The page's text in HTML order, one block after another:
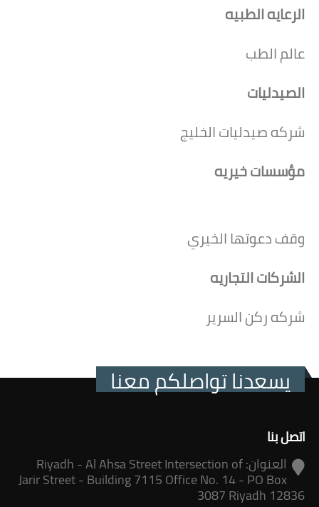
الرعايه الطبيه
عالم الطب
الصيدليات
شركه صيدليات الخليج
مؤسسات خيريه
وقف دعوتها الخيري
الشركات التجاريه
شركه ركن السرير
يسعدنا تواصلكم معنا
اتصل بنا
العنوان:Riyadh - Al Ahsa Street Intersection of
Jarir Street - Building 7115 Office No. 14 - PO Box
3087 Riyadh 12836